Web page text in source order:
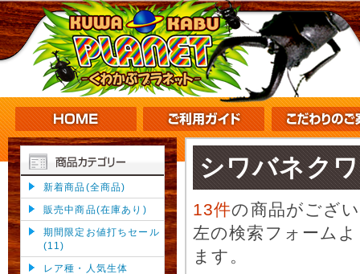
新着商品(全商品)
販売中商品(在庫あり)
期間限定お値打ちセール
(11)
レア種・人気生体
シワバネク
13件の商品がござ
左の検索フォーム
ます。